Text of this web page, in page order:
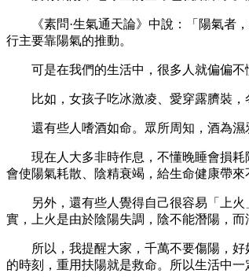
《素問·生氣通天論》中說：「陽氣者，
行主要靠陽氣的推動。
可是在我們的生活中，很多人就偏偏不
比如，女孩子吃冰激凌、愛穿露臍裝，
還有些人嗜酒如命。眾所周知，酒為濕
現在人大多非時作息，不懂晚睡會損耗
會使陽氣耗散、陰精衰竭，給生命健康帶來
另外，還有些人覺得自己很容易「上火
實，上火是由於陰陽失調，陰不能潛陽，
所以，我提醒大家，千萬不要傷陽，好
的時刻，重用扶陽就是救命。所以生活中